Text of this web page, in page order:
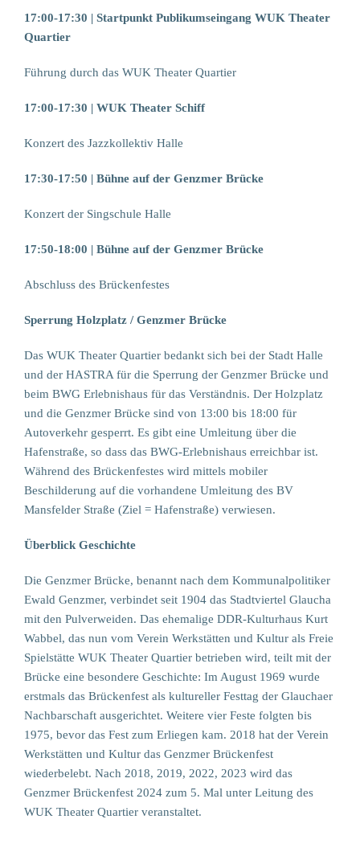
17:00-17:30 | Startpunkt Publikumseingang WUK Theater
Quartier
Führung durch das WUK Theater Quartier
17:00-17:30 | WUK Theater Schiff
Konzert des Jazzkollektiv Halle
17:30-17:50 | Bühne auf der Genzmer Brücke
Konzert der Singschule Halle
17:50-18:00 | Bühne auf der Genzmer Brücke
Abschluss des Brückenfestes
Sperrung Holzplatz / Genzmer Brücke
Das WUK Theater Quartier bedankt sich bei der Stadt Halle
und der HASTRA für die Sperrung der Genzmer Brücke und
beim BWG Erlebnishaus für das Verständnis. Der Holzplatz
und die Genzmer Brücke sind von 13:00 bis 18:00 für
Autoverkehr gesperrt. Es gibt eine Umleitung über die
Hafenstraße, so dass das BWG-Erlebnishaus erreichbar ist.
Während des Brückenfestes wird mittels mobiler
Beschilderung auf die vorhandene Umleitung des BV
Mansfelder Straße (Ziel = Hafenstraße) verwiesen.
Überblick Geschichte
Die Genzmer Brücke, benannt nach dem Kommunalpolitiker
Ewald Genzmer, verbindet seit 1904 das Stadtviertel Glaucha
mit den Pulverweiden. Das ehemalige DDR-Kulturhaus Kurt
Wabbel, das nun vom Verein Werkstätten und Kultur als Freie
Spielstätte WUK Theater Quartier betrieben wird, teilt mit der
Brücke eine besondere Geschichte: Im August 1969 wurde
erstmals das Brückenfest als kultureller Festtag der Glauchaer
Nachbarschaft ausgerichtet. Weitere vier Feste folgten bis
1975, bevor das Fest zum Erliegen kam. 2018 hat der Verein
Werkstätten und Kultur das Genzmer Brückenfest
wiederbelebt. Nach 2018, 2019, 2022, 2023 wird das
Genzmer Brückenfest 2024 zum 5. Mal unter Leitung des
WUK Theater Quartier veranstaltet.